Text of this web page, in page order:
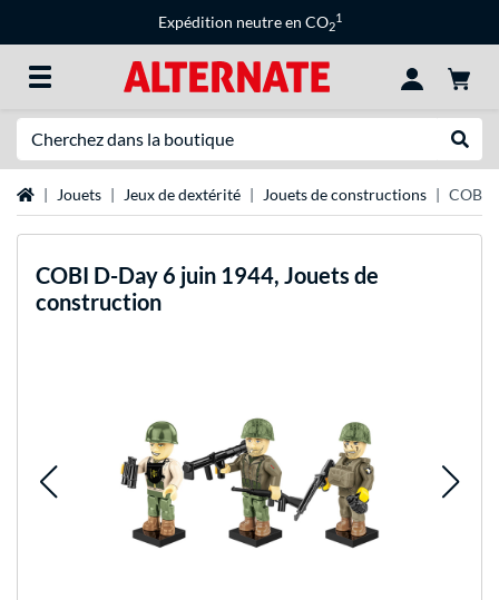
Expédition neutre en CO2
1
Page d'accueil
Jouets Jeux de dextérité Jouets de constructions COBI
COBI D-Day 6 juin 1944, Jouets de
construction